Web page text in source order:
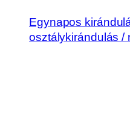
Egynapos
osztálykirándulás /